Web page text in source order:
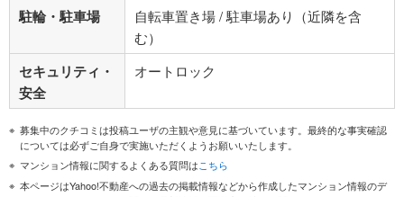
駐輪・駐車場
自転車置き場 / 駐車場あり（近隣を含
む）
セキュリティ・
安全
オートロック
募集中のクチコミは投稿ユーザの主観や意見に基づいています。最終的な事実確認
については必ずご自身で実施いただくようお願いいたします。
マンション情報に関するよくある質問はこちら
本ページはYahoo!不動産への過去の掲載情報などから作成したマンション情報のデ